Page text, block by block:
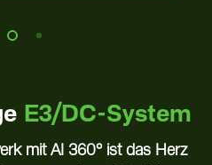
E3/DC-System
mit AI 360° ist das Herz